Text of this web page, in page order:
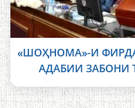
«ШОҲНОМА»-И
АДАБИИ ЗАБОНИ
ДУШАНБЕ